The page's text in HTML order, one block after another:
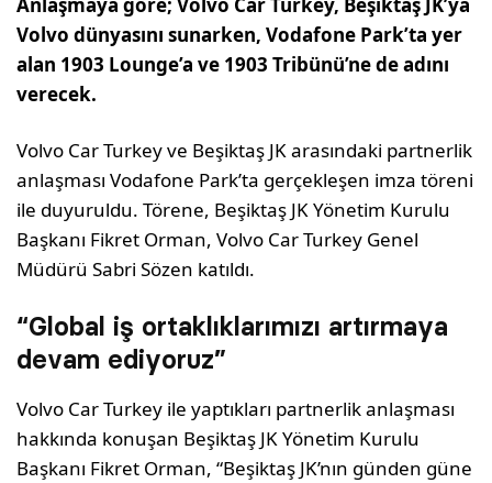
Anlaşmaya göre; Volvo Car Turkey, Beşiktaş JK’ya
Volvo dünyasını sunarken, Vodafone Park’ta yer
alan 1903 Lounge’a ve 1903 Tribünü’ne de adını
verecek.
Volvo Car Turkey ve Beşiktaş JK arasındaki partnerlik
anlaşması Vodafone Park’ta gerçekleşen imza töreni
ile duyuruldu. Törene, Beşiktaş JK Yönetim Kurulu
Başkanı Fikret Orman, Volvo Car Turkey Genel
Müdürü Sabri Sözen katıldı.
“Global iş ortaklıklarımızı artırmaya
devam ediyoruz”
Volvo Car Turkey ile yaptıkları partnerlik anlaşması
hakkında konuşan Beşiktaş JK Yönetim Kurulu
Başkanı Fikret Orman, “Beşiktaş JK’nın günden güne